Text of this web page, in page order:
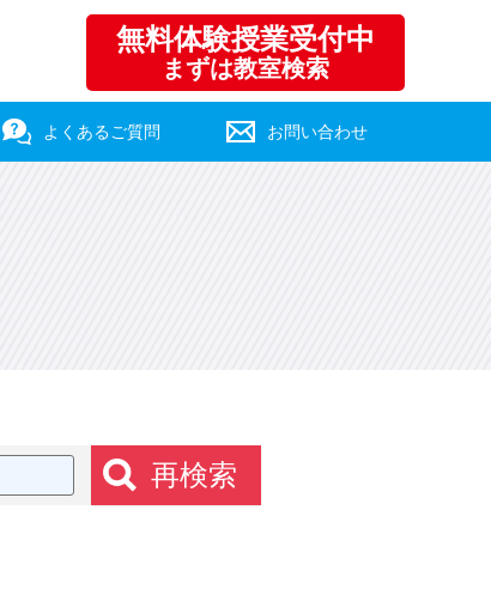
無料体験授業受付中
まずは教室検索
よくあるご質問 お問い合わせ